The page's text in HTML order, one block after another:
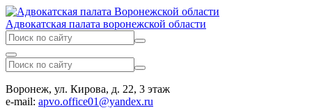
Адвокатская палата воронежской области
Воронеж, ул. Кирова, д. 22, 3 этаж
e-mail: apvo.office01@yandex.ru